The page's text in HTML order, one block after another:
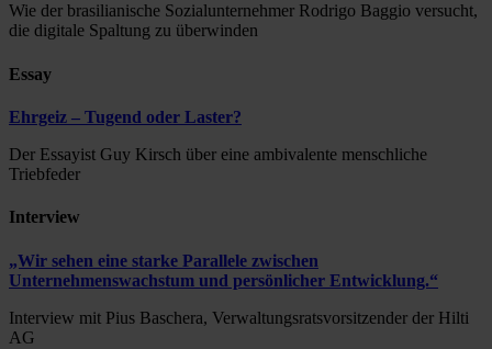
Wie der brasilianische Sozialunternehmer Rodrigo Baggio versucht,
die digitale Spaltung zu überwinden
Essay
Ehrgeiz – Tugend oder Laster?
Der Essayist Guy Kirsch über eine ambivalente menschliche
Triebfeder
Interview
„Wir sehen eine starke Parallele zwischen
Unternehmenswachstum und persönlicher Entwicklung.“
Interview mit Pius Baschera, Verwaltungsratsvorsitzender der Hilti
AG